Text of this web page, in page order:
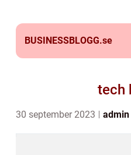
BUSINESSBLOGG.se
tech
30 september 2023 admin